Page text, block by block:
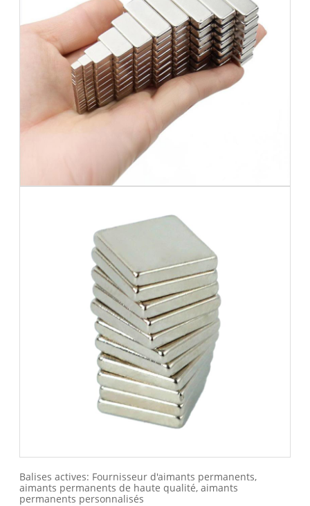
Balises actives: Fournisseur d'aimants permanents,
aimants permanents de haute qualité, aimants
permanents personnalisés